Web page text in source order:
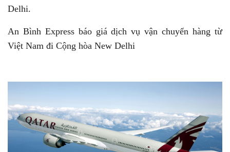
Delhi.
An Bình Express báo giá dịch vụ vận chuyển hàng từ
Việt Nam đi Cộng hòa New Delhi